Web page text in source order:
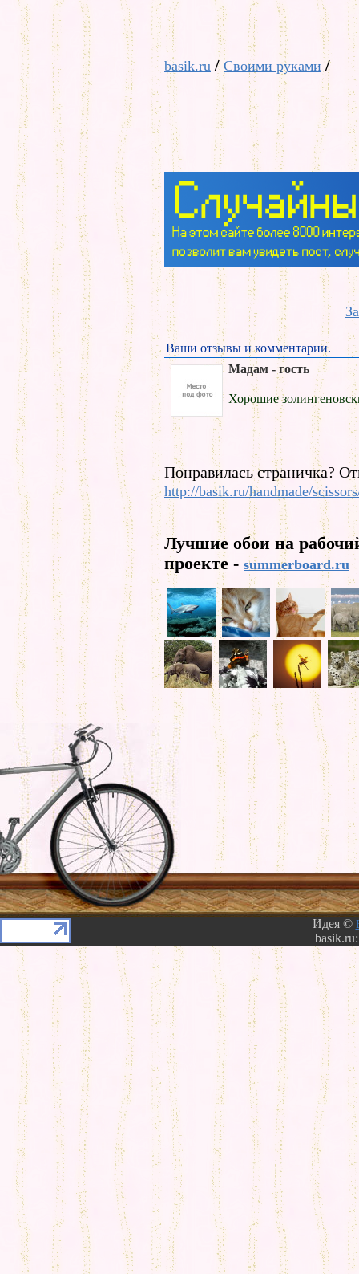
basik.ru /Своими руками /
Ваши отзывы и комментарии.
Мадам - гость
Хорошие
Понравилась страничка?
http://basik.ru/handmade/
Лучшие обои на
проекте - summerboard.ru
Идея ©